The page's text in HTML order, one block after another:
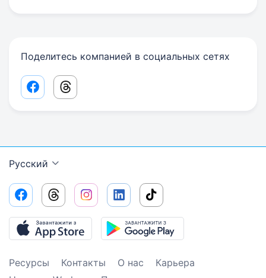
Поделитесь компанией в социальных сетях
Facebook share link
Threads share link
Русский
Ресурсы Контакты О нас
Карьера